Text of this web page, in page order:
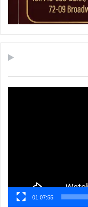
01:07:55